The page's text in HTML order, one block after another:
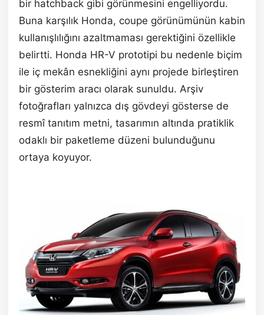
bir hatchback gibi görünmesini engelliyordu.
Buna karşılık Honda, coupe görünümünün kabin
kullanışlılığını azaltmaması gerektiğini özellikle
belirtti. Honda HR-V prototipi bu nedenle biçim
ile iç mekân esnekliğini aynı projede birleştiren
bir gösterim aracı olarak sunuldu. Arşiv
fotoğrafları yalnızca dış gövdeyi gösterse de
resmî tanıtım metni, tasarımın altında pratiklik
odaklı bir paketleme düzeni bulunduğunu
ortaya koyuyor.